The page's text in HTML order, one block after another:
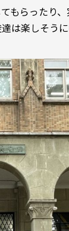
もらったり
は楽しそう